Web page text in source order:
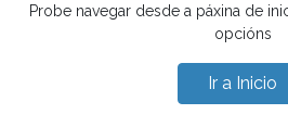
Probe navegar desde a páxina de
opcións
Ir a Inicio